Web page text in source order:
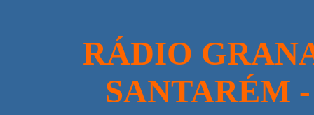
RÁDIO
SANTARÉM